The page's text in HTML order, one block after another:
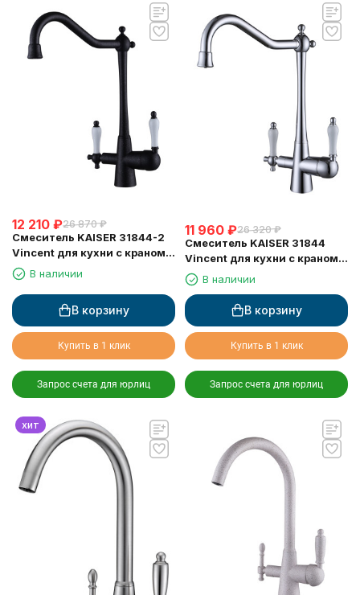
12 210 ₽26 870 ₽
Смеситель KAISER 31844-2
Vincent для кухни с краном
для питьевой воды
В наличии
В корзину
Купить в 1 клик
Запрос счета для юрлиц
11 960 ₽26 320 ₽
Смеситель KAISER 31844
Vincent для кухни с краном
для питьевой воды
В наличии
В корзину
Купить в 1 клик
Запрос счета для юрлиц
хит